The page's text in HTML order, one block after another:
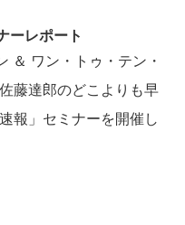
ーレポート
＆ ワン・トゥ・テン・
藤達郎のどこよりも早
報」セミナーを開催し